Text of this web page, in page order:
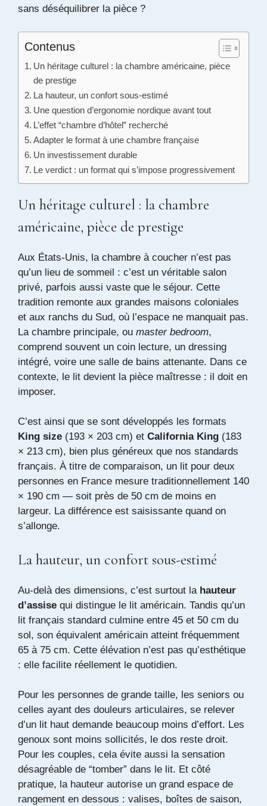
sans déséquilibrer la pièce ?
Contenus
Un héritage culturel : la chambre américaine, pièce
de prestige
La hauteur, un confort sous-estimé
Une question d’ergonomie nordique avant tout
L’effet “chambre d’hôtel” recherché
Adapter le format à une chambre française
Un investissement durable
Le verdict : un format qui s’impose progressivement
Un héritage culturel : la chambre
américaine, pièce de prestige
Aux États-Unis, la chambre à coucher n’est pas
qu’un lieu de sommeil : c’est un véritable salon
privé, parfois aussi vaste que le séjour. Cette
tradition remonte aux grandes maisons coloniales
et aux ranchs du Sud, où l’espace ne manquait pas.
La chambre principale, ou master bedroom,
comprend souvent un coin lecture, un dressing
intégré, voire une salle de bains attenante. Dans ce
contexte, le lit devient la pièce maîtresse : il doit en
imposer.
C’est ainsi que se sont développés les formats
King size (193 × 203 cm) et California King (183
× 213 cm), bien plus généreux que nos standards
français. À titre de comparaison, un lit pour deux
personnes en France mesure traditionnellement 140
× 190 cm — soit près de 50 cm de moins en
largeur. La différence est saisissante quand on
s’allonge.
La hauteur, un confort sous-estimé
Au-delà des dimensions, c’est surtout la hauteur
d’assise qui distingue le lit américain. Tandis qu’un
lit français standard culmine entre 45 et 50 cm du
sol, son équivalent américain atteint fréquemment
65 à 75 cm. Cette élévation n’est pas qu’esthétique
: elle facilite réellement le quotidien.
Pour les personnes de grande taille, les seniors ou
celles ayant des douleurs articulaires, se relever
d’un lit haut demande beaucoup moins d’effort. Les
genoux sont moins sollicités, le dos reste droit.
Pour les couples, cela évite aussi la sensation
désagréable de “tomber” dans le lit. Et côté
pratique, la hauteur autorise un grand espace de
rangement en dessous : valises, boîtes de saison,